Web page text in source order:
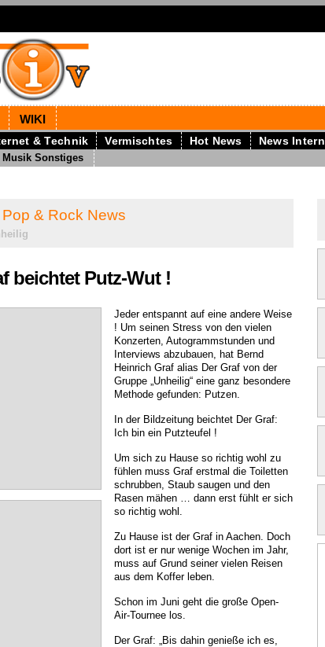
WIKI
& Technik Vermischtes Hot News News Intern
Musik Sonstiges
Pop & Rock News
beichtet Putz-Wut !
Jeder entspannt auf eine andere Weise
! Um seinen Stress von den vielen
Konzerten, Autogrammstunden und
Interviews abzubauen, hat Bernd
Heinrich Graf alias Der Graf von der
Gruppe „Unheilig“ eine ganz besondere
Methode gefunden: Putzen.
In der Bildzeitung beichtet Der Graf:
Ich bin ein Putzteufel !
Um sich zu Hause so richtig wohl zu
fühlen muss Graf erstmal die Toiletten
schrubben, Staub saugen und den
Rasen mähen … dann erst fühlt er sich
so richtig wohl.
Zu Hause ist der Graf in Aachen. Doch
dort ist er nur wenige Wochen im Jahr,
muss auf Grund seiner vielen Reisen
aus dem Koffer leben.
Schon im Juni geht die große Open-
Air-Tournee los.
Der Graf: „Bis dahin genieße ich es,